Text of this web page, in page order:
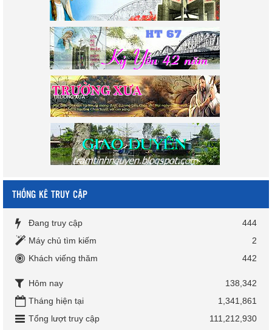
THỐNG KÊ TRUY CẬP
Đang truy cập
444
Máy chủ tìm kiếm
2
Khách viếng thăm
442
Hôm nay
138,342
Tháng hiện tại
1,341,861
Tổng lượt truy cập
111,212,930